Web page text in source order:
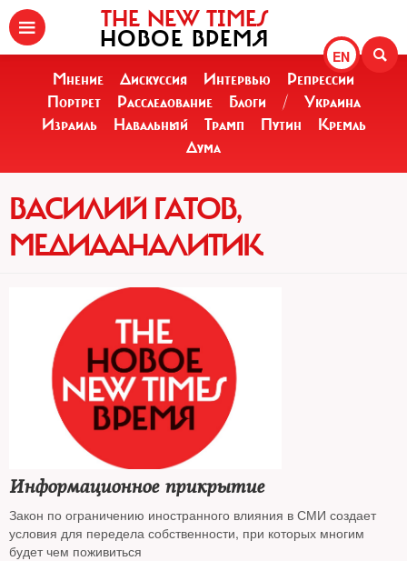
EN
THE NEW TIMES
НОВОЕ ВРЕМЯ
Мнение Дискуссия Интервью
Репрессии
Портрет
Расследование Блоги /
Украина
Израиль
Навальный Трамп Путин
Кремль
Дума
ВАСИЛИЙ ГАТОВ,
МЕДИААНАЛИТИК
Информационное прикрытие
Закон по ограничению иностранного влияния в СМИ создает
условия для передела собственности, при которых многим
будет чем поживиться